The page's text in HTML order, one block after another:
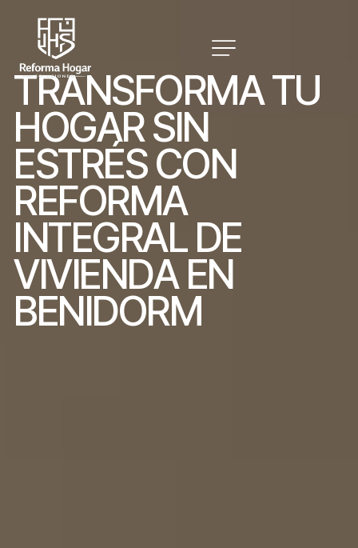
TRANSFORMATU
HOGARSIN
ESTRÉS CON
REFORMA
INTEGRAL DE
VIVIENDA EN
BENIDORM